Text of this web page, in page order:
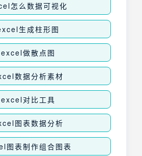
怎么数据可视化
生成柱形图
excel做散点图
数据分析素材
excel对比工具
图表数据分析
图表制作组合图表